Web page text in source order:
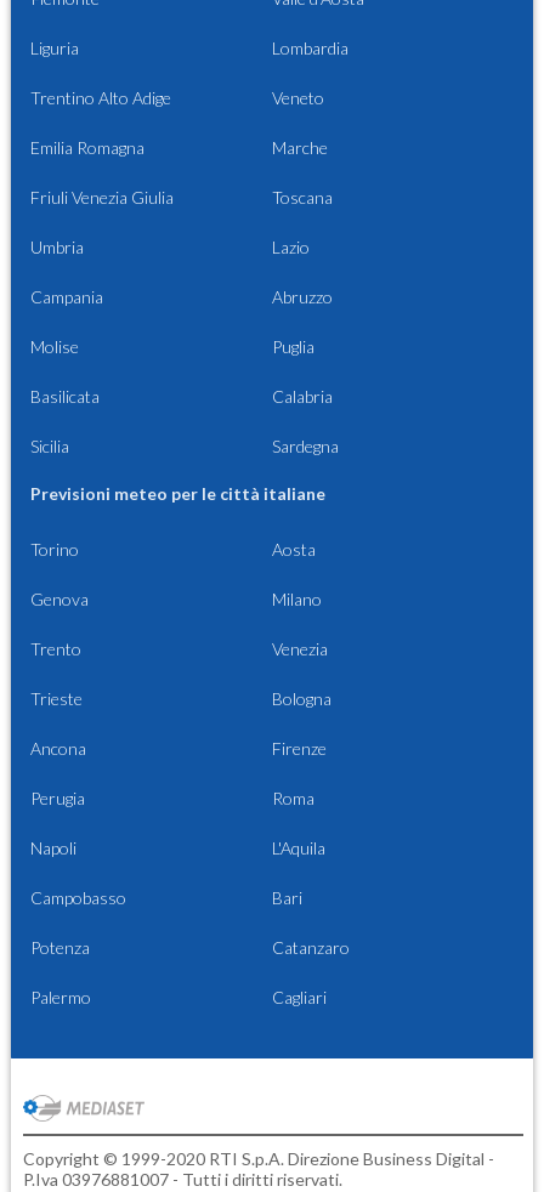
Liguria Lombardia
Trentino Alto Adige Veneto
Emilia Romagna Marche
Friuli Venezia Giulia Toscana
Umbria Lazio
Campania Abruzzo
Molise Puglia
Basilicata Calabria
Sicilia Sardegna
Previsioni meteo per le città italiane
Torino Aosta
Genova Milano
Trento Venezia
Trieste Bologna
Ancona Firenze
Perugia Roma
Napoli L'Aquila
Campobasso Bari
Potenza Catanzaro
Palermo Cagliari
Copyright © 1999-2020 RTI S.p.A. Direzione Business Digital -
P.Iva 03976881007 - Tutti i diritti riservati.